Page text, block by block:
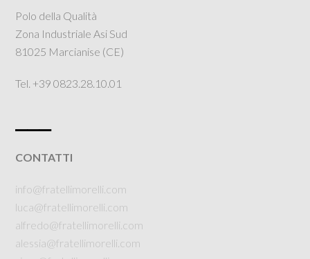
Polo della Qualità
Zona Industriale Asi Sud
81025 Marcianise (CE)
Tel. +39 0823.28.10.01
CONTATTI
info@fratellimorelli.com
luca@fratellimorelli.com
alfredo@fratellimorelli.com
alessia@fratellimorelli.com